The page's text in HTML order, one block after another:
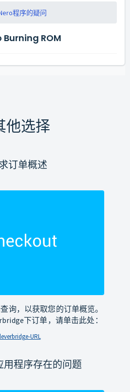
程序的疑问
Burning ROM
他选择
订单概述
询，以获取您的订单概览。
下订单，请单击此处：
URL
用程序存在的问题